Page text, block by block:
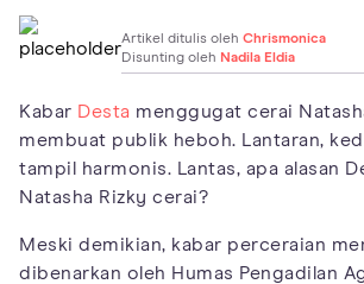
Artikel ditulis oleh Chrismonica
Disunting oleh Nadila Eldia
Kabar Desta menggugat cerai
membuat publik heboh. Lantaran,
tampil harmonis. Lantas, apa alasan
Natasha Rizky cerai?
Meski demikian, kabar perceraian
dibenarkan oleh Humas Pengadilan